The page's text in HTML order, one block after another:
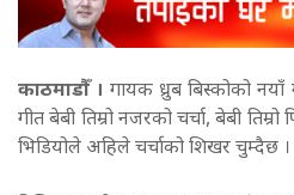
काठमाडौँ । गायक ध्रुब बिस्कोको नयाँ
गीत बेबी तिम्रो नजरको चर्चा, बेबी
भिडियोले अहिले चर्चाको शिखर चुम्दैछ ।